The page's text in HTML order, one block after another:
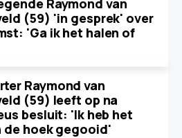
Raymond van
(59) 'in gesprek' over
'Ga ik het halen of
Raymond van
(59) leeft op na
besluit: 'Ik heb het
de hoek gegooid'